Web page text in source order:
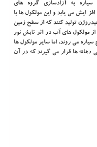
به آزادسازی گروه های
ایش می یابد و این مولكول ها با
تولید كنند كه از سطح زمین
مولكول های آب در اثر تابش نور
می روند، اما سایر مولكول ها
ها قرار می گیرند كه در آن